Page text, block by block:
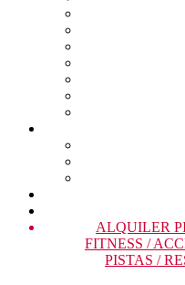
ALQUILER
FITNESS /
PISTAS /